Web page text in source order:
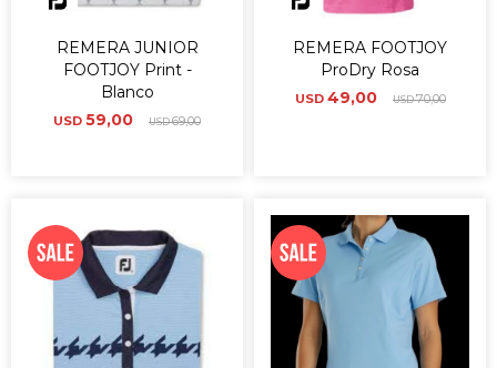
REMERA JUNIOR
FOOTJOY Print -
Blanco
USD 59,00 USD69,00
REMERA FOOTJOY
ProDry Rosa
USD 49,00 USD70,00